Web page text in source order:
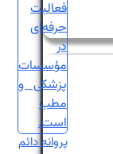
پروانه دائم